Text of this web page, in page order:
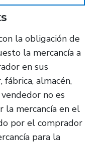
la obligación de
la mercancía a
en sus
fábrica, almacén,
no es
la mercancía en el
por el comprador
para la